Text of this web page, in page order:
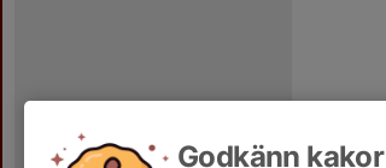
Godkänn kakor